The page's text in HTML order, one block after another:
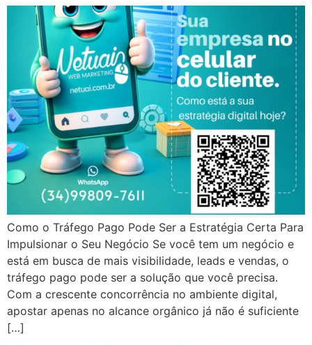
Como o Tráfego Pago Pode Ser a Estratégia Certa Para
Impulsionar o Seu Negócio Se você tem um negócio e
está em busca de mais visibilidade, leads e vendas, o
tráfego pago pode ser a solução que você precisa.
Com a crescente concorrência no ambiente digital,
apostar apenas no alcance orgânico já não é suficiente
[…]